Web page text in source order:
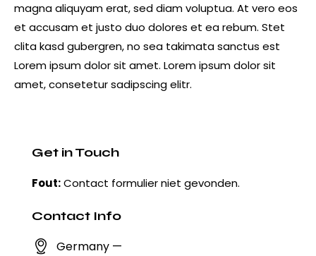
magna aliquyam erat, sed diam voluptua. At vero eos
et accusam et justo duo dolores et ea rebum. Stet
clita kasd gubergren, no sea takimata sanctus est
Lorem ipsum dolor sit amet. Lorem ipsum dolor sit
amet, consetetur sadipscing elitr.
Get in Touch
Fout:Contact formulier niet gevonden.
Contact Info
Germany —